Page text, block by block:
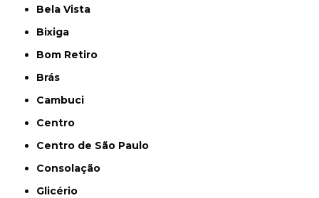
Bela Vista
Bixiga
Bom Retiro
Brás
Cambuci
Centro
Centro de São Paulo
Consolação
Glicério